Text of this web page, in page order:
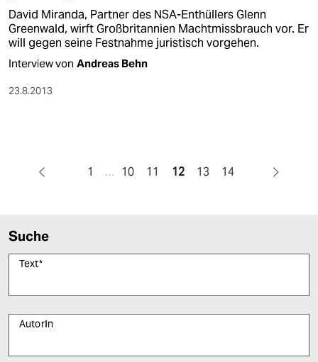
David Miranda, Partner des NSA-Enthüllers Glenn
Greenwald, wirft Großbritannien Machtmissbrauch vor. Er
will gegen seine Festnahme juristisch vorgehen.
Interview von Andreas Behn
23.8.2013
1 … 10 11 12 13 14
Suche
Text*
AutorIn